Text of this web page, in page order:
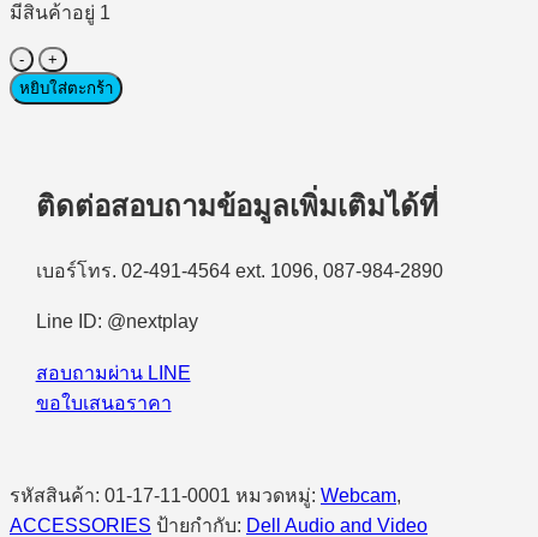
มีสินค้าอยู่ 1
จำนวน
Webcam
Ultrasharp
WB7022
UHD
หยิบใส่ตะกร้า
ติดต่อสอบถามข้อมูลเพิ่มเติมได้ที่
เบอร์โทร. 02-491-4564 ext. 1096, 087-984-2890
Line ID: @nextplay
สอบถามผ่าน LINE
ขอใบเสนอราคา
รหัสสินค้า: 01-17-11-0001 หมวดหมู่: Webcam,
ACCESSORIES ป้ายกำกับ: Dell Audio and Video